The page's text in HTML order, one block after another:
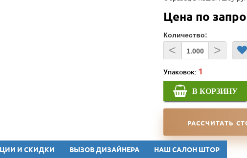
Цена по
Количество:
< >
Упаковок:
В КОРЗИНУ
РАССЧИТАТЬ
И СКИДКИ ВЫЗОВ ДИЗАЙНЕРА НАШ САЛОН ШТОР